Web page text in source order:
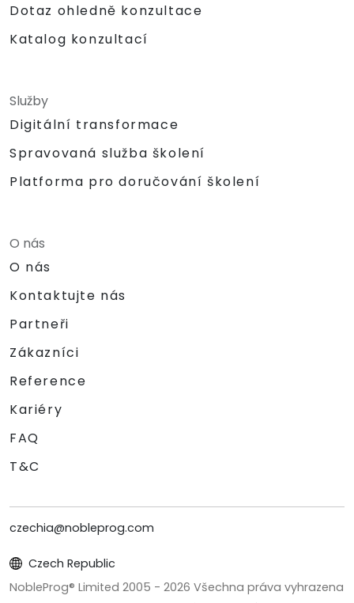
Dotaz ohledně konzultace
Katalog konzultací
Služby
Digitální transformace
Spravovaná služba školení
Platforma pro doručování školení
O nás
O nás
Kontaktujte nás
Partneři
Zákazníci
Reference
Kariéry
FAQ
T&C
czechia@nobleprog.com
Czech Republic
NobleProg® Limited 2005 - 2026 Všechna práva vyhrazena